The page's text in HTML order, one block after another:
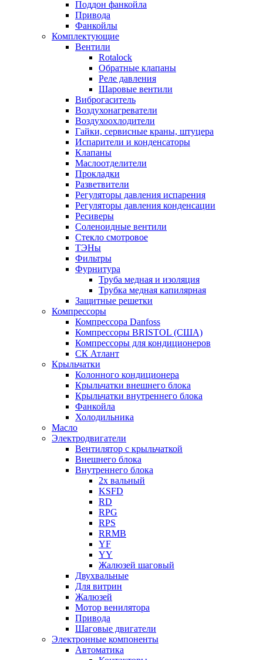
Поддон фанкойла
Привода
Фанкойлы
Комплектующие
Вентили
Rotalock
Обратные клапаны
Реле давления
Шаровые вентили
Виброгаситель
Воздухонагреватели
Воздухоохлодители
Гайки, сервисные краны, штуцера
Испарители и конденсаторы
Клапаны
Маслоотделители
Прокладки
Разветвители
Регуляторы давления испарения
Регуляторы давления конденсации
Ресиверы
Соленоидные вентили
Стекло смотровое
ТЭНы
Фильтры
Фурнитура
Труба медная и изоляция
Трубка медная капилярная
Защитные решетки
Компрессоры
Компрессора Danfoss
Компрессоры BRISTOL (США)
Компрессоры для кондиционеров
СК Атлант
Крыльчатки
Колонного кондиционера
Крыльчатки внешнего блока
Крыльчатки внутреннего блока
Фанкойла
Холодильника
Масло
Электродвигатели
Вентилятор с крыльчаткой
Внешнего блока
Внутреннего блока
2х вальный
KSFD
RD
RPG
RPS
RRMB
YF
YY
Жалюзей шаговый
Двухвальные
Для витрин
Жалюзей
Мотор венилятора
Привода
Шаговые двигатели
Электронные компоненты
Автоматика